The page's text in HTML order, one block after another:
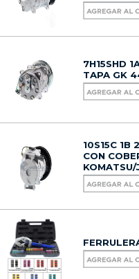
7H15SHD
TAPA GK
10S15C 1B
CON
KOMATSU/